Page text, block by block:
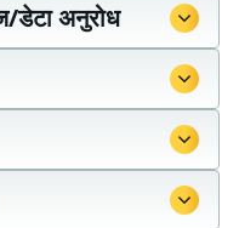
डेटा अनुरोध